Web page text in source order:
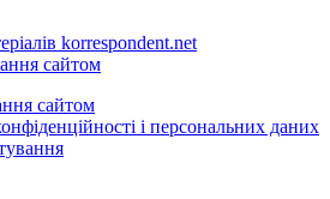
korrespondent.net
сайтом
сайтом
і персональних даних